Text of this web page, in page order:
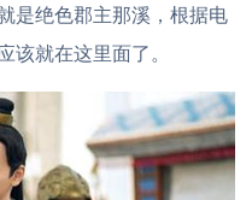
是绝色郡主那溪，根据电
就在这里面了。